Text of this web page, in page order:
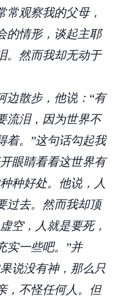
观察我的父母，
的情形，谈起主耶
。然而我却无动于
边散步，他说：“有
流泪，因为世界不
着。”这句话勾起我
眼睛看看这世界有
种好处。他说，人
过去。然而我却顶
空，人就是要死，
实一些吧。”并
说没有神，那么只
，不怪任何人。但